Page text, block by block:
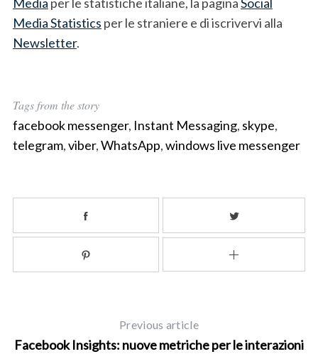
Media Statistics per le straniere e di iscrivervi alla
Newsletter.
Tags from the story
facebook messenger, Instant Messaging, skype,
telegram,viber,WhatsApp,windows live messenger
Previous article
Facebook Insights: nuove metriche per le interazioni